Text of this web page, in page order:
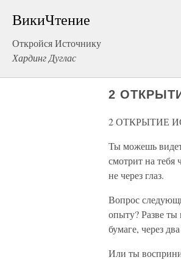
ВикиЧтение
Откройся Источнику
Хардинг Дуглас
2
2 ОТКРЫТИЕ
Ты можешь
смотрит на тебя
не через глаз.
Вопрос
опыту? Разве
бумаге, через
Или ты